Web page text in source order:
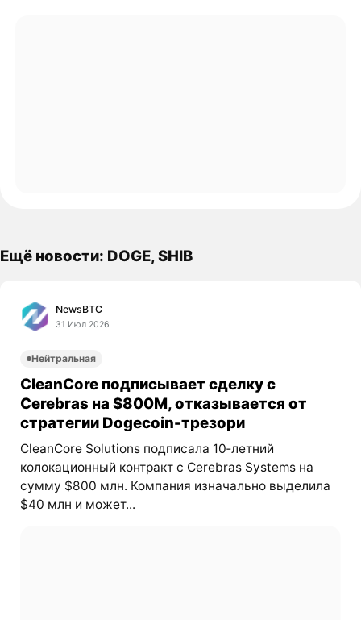
Ещё новости: DOGE, SHIB
NewsBTC
31 Июл 2026
Нейтральная
CleanCore подписывает сделку с
Cerebras на $800M, отказывается от
стратегии Dogecoin-трезори
CleanCore Solutions подписала 10‑летний
колокационный контракт с Cerebras Systems на
сумму $800 млн. Компания изначально выделила
$40 млн и может...